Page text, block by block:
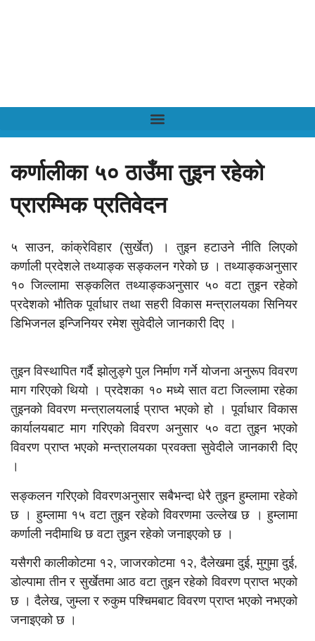
कर्णालीका ५० ठाउँमा तुइन रहेको
प्रारम्भिक प्रतिवेदन
५ साउन, कांक्रेविहार (सुर्खेत) । तुइन हटाउने नीति लिएको
कर्णाली प्रदेशले तथ्याङ्क सङ्कलन गरेको छ । तथ्याङ्कअनुसार
१० जिल्लामा सङ्कलित तथ्याङ्कअनुसार ५० वटा तुइन रहेको
प्रदेशको भौतिक पूर्वाधार तथा सहरी विकास मन्त्रालयका सिनियर
डिभिजनल इन्जिनियर रमेश सुवेदीले जानकारी दिए ।
तुइन विस्थापित गर्दै झोलुङ्गे पुल निर्माण गर्ने योजना अनुरूप विवरण
माग गरिएको थियो । प्रदेशका १० मध्ये सात वटा जिल्लामा रहेका
तुइनको विवरण मन्त्रालयलाई प्राप्त भएको हो । पूर्वाधार विकास
कार्यालयबाट माग गरिएको विवरण अनुसार ५० वटा तुइन भएको
विवरण प्राप्त भएको मन्त्रालयका प्रवक्ता सुवेदीले जानकारी दिए
।
सङ्कलन गरिएको विवरणअनुसार सबैभन्दा धेरै तुइन हुम्लामा रहेको
छ । हुम्लामा १५ वटा तुइन रहेको विवरणमा उल्लेख छ । हुम्लामा
कर्णाली नदीमाथि छ वटा तुइन रहेको जनाइएको छ ।
यसैगरी कालीकोटमा १२, जाजरकोटमा १२, दैलेखमा दुई, मुगुमा दुई,
डोल्पामा तीन र सुर्खेतमा आठ वटा तुइन रहेको विवरण प्राप्त भएको
छ । दैलेख, जुम्ला र रुकुम पश्चिमबाट विवरण प्राप्त भएको नभएको
जनाइएको छ ।